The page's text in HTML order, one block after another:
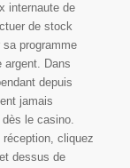
internaute de
de stock
sa programme
argent. Dans
depuis
jamais
le casino.
réception, cliquez
dessus de